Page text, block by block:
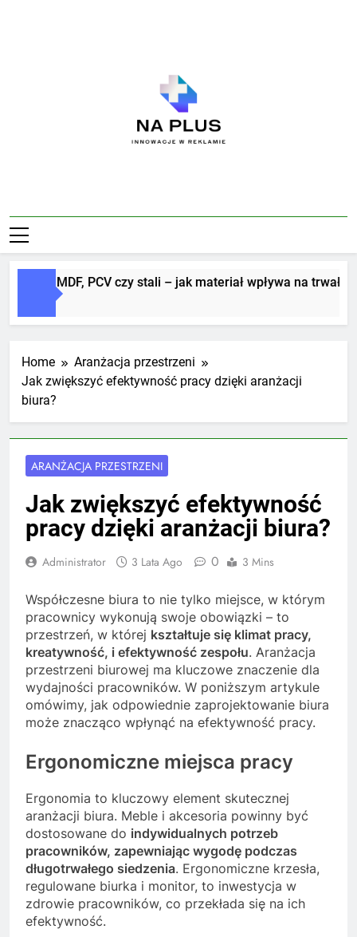
Na Plus
z MDF, PCV czy stali – jak materiał wpływa na trwałość
Home
Aranżacja przestrzeni
Jak zwiększyć efektywność pracy dzięki aranżacji
biura?
ARANŻACJA PRZESTRZENI
Jak zwiększyć efektywność
pracy dzięki aranżacji biura?
Administrator 3 Lata Ago 0 3 Mins
Współczesne biura to nie tylko miejsce, w którym
pracownicy wykonują swoje obowiązki – to
przestrzeń, w której kształtuje się klimat pracy,
kreatywność, i efektywność zespołu. Aranżacja
przestrzeni biurowej ma kluczowe znaczenie dla
wydajności pracowników. W poniższym artykule
omówimy, jak odpowiednie zaprojektowanie biura
może znacząco wpłynąć na efektywność pracy.
Ergonomiczne miejsca pracy
Ergonomia to kluczowy element skutecznej
aranżacji biura. Meble i akcesoria powinny być
dostosowane do indywidualnych potrzeb
pracowników, zapewniając wygodę podczas
długotrwałego siedzenia. Ergonomiczne krzesła,
regulowane biurka i monitor, to inwestycja w
zdrowie pracowników, co przekłada się na ich
efektywność.